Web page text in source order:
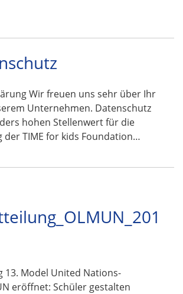
Wir freuen uns sehr über Ihr
Unternehmen. Datenschutz
hohen Stellenwert für die
der TIME for kids Foundation…
13. Model United Nations-
eröffnet: Schüler gestalten